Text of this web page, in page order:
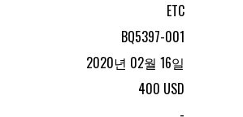
ETC
BQ5397-001
2020년 02월 16일
400 USD